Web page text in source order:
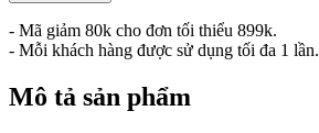
- Mã giảm 80k cho đơn tối thiểu 899k.
- Mỗi khách hàng được sử dụng tối đa 1 lần.
Mô tả sản phẩm